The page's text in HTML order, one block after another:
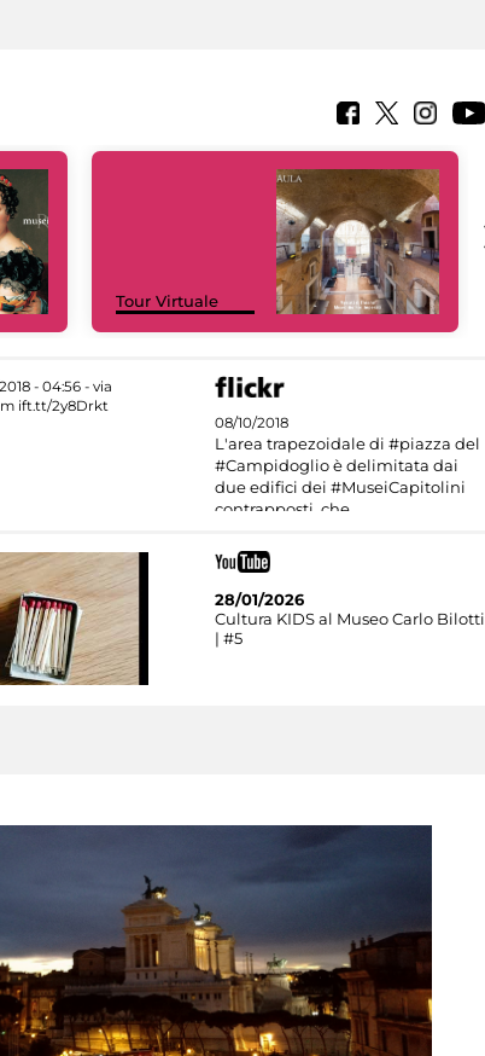
Tour Virtuale
08/10/2018
L'area trapezoidale di #piazza del
#Campidoglio è delimitata dai
due edifici dei #MuseiCapitolini
contrapposti, che
28/01/2026
Cultura KIDS al Museo Carlo Bilotti
| #5